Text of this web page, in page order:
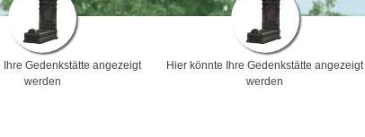
Ihre Gedenkstätte angezeigt
werden
Hier könnte Ihre Gedenkstätte angezeigt
werden